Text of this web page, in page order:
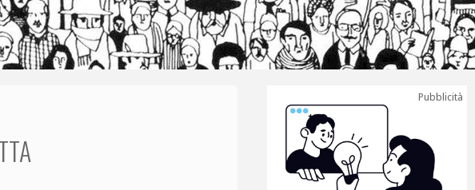
Pubblicità